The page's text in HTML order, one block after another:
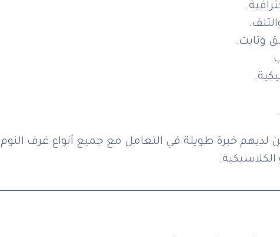
وثابت.
لديهم خبرة طويلة في التعامل مع جميع أنواع غرف النوم
الكلاسيكية.